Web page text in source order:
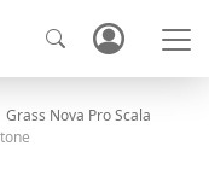
Grass Nova Pro Scala